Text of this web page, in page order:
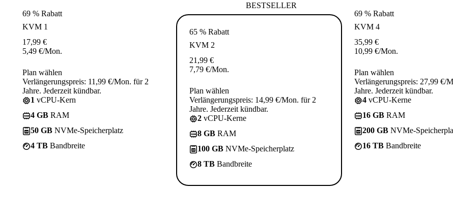
69 % Rabatt
KVM 1
17,99 €
5,49 €/Mon.
Plan wählen
Verlängerungspreis: 11,99 €/Mon. für 2
Jahre. Jederzeit kündbar.
1 vCPU-Kern
4 GB RAM
50 GB NVMe-Speicherplatz
4 TB Bandbreite
BESTSELLER
65 % Rabatt
KVM 2
21,99 €
7,79 €/Mon.
Plan wählen
Verlängerungspreis: 14,99 €/Mon. für 2
Jahre. Jederzeit kündbar.
2 vCPU-Kerne
8 GB RAM
100 GB NVMe-Speicherplatz
8 TB Bandbreite
69 % Rabatt
KVM 4
35,99 €
10,99 €/Mon.
Plan wählen
Verlängerungspreis: 27,99 €/
Jahre. Jederzeit kündbar.
4 vCPU-Kerne
16 GB RAM
200 GB NVMe-
16 TB Bandbreite